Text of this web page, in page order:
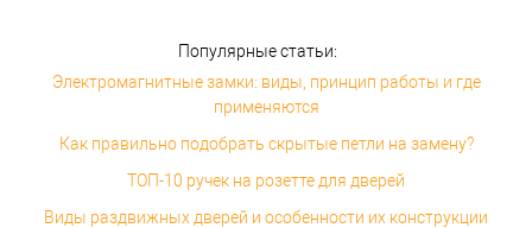
Популярные статьи:
Электромагнитные замки: виды, принцип работы и где
применяются
Как правильно подобрать скрытые петли на замену?
ТОП-10 ручек на розетте для дверей
Виды раздвижных дверей и особенности их конструкции